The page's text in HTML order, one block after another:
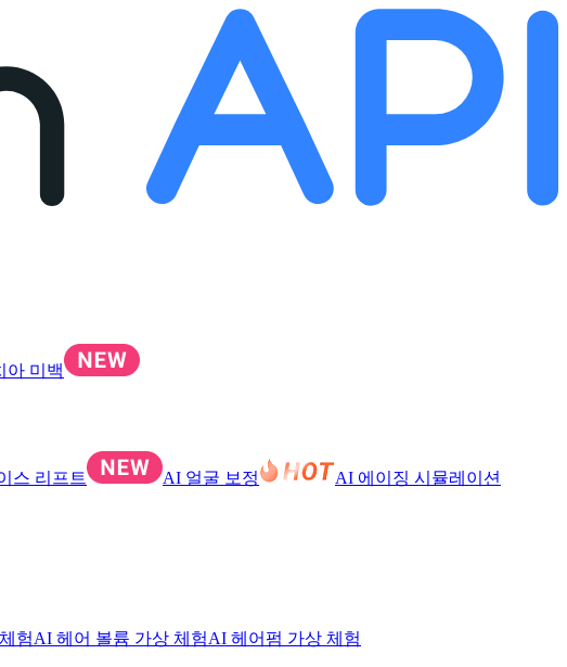
아 미백
스 리프트 AI 얼굴 보정 AI 에이징 시뮬레이션
험AI 헤어 볼륨 가상 체험AI 헤어펌 가상 체험